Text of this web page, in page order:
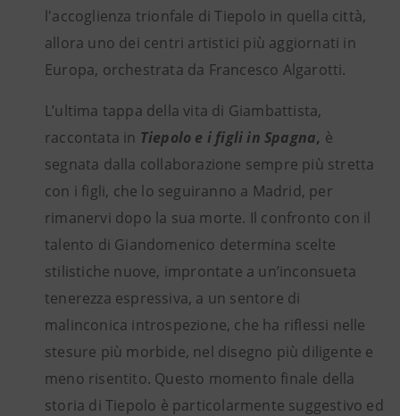
l'accoglienza trionfale di Tiepolo in quella città,
allora uno dei centri artistici più aggiornati in
Europa, orchestrata da Francesco Algarotti.
L’ultima tappa della vita di Giambattista,
raccontata in Tiepolo e i figli in Spagna, è
segnata dalla collaborazione sempre più stretta
con i figli, che lo seguiranno a Madrid, per
rimanervi dopo la sua morte. Il confronto con il
talento di Giandomenico determina scelte
stilistiche nuove, improntate a un’inconsueta
tenerezza espressiva, a un sentore di
malinconica introspezione, che ha riflessi nelle
stesure più morbide, nel disegno più diligente e
meno risentito. Questo momento finale della
storia di Tiepolo è particolarmente suggestivo ed